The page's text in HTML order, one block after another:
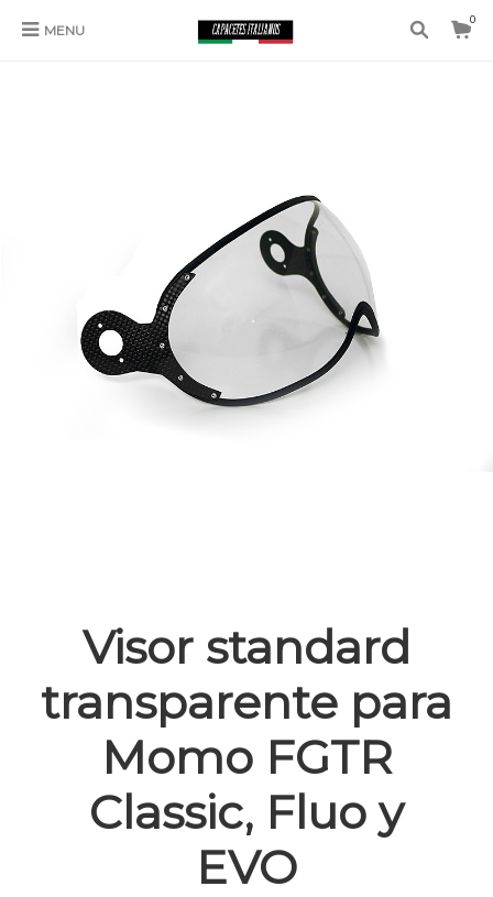
MENU
0
Visor standard
transparente para
Momo FGTR
Classic, Fluo y
EVO